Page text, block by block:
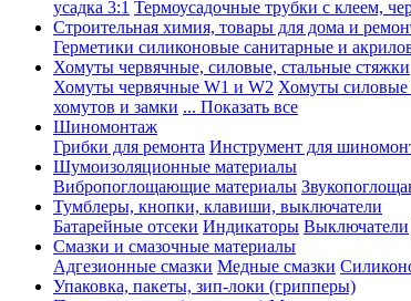
усадка 3:1 Термоусадочные трубки с клеем,
Строительная химия, товары для дома и
Герметики силиконовые санитарные и
Хомуты червячные, силовые, стальные стяжки
Хомуты червячные W1 и W2 Хомуты силовые
хомутов и замки ... Показать все
Шиномонтаж
Грибки для ремонта Инструмент для
Шумоизоляционные материалы
Вибропоглощающие материалы
Тумблеры, кнопки, клавиши, выключатели
Батарейные отсеки Индикаторы Выключатели
Смазки и смазочные материалы
Адгезионные смазки Медные смазки
Упаковка, пакеты, зип-локи (грипперы)